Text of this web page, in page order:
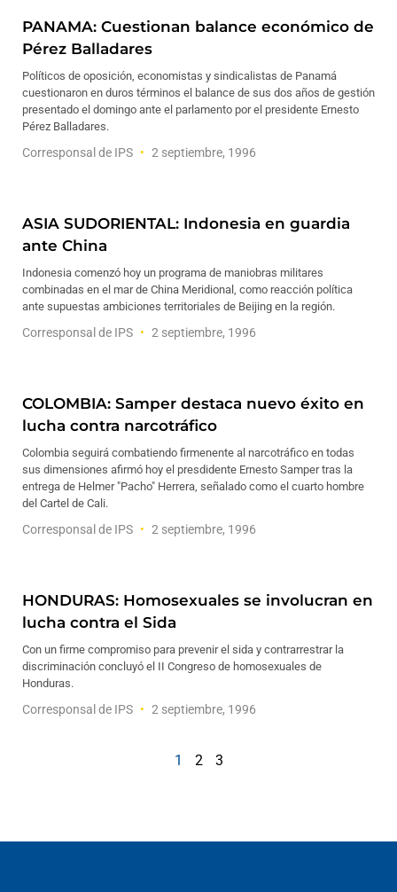
PANAMA: Cuestionan balance económico de
Pérez Balladares
Políticos de oposición, economistas y sindicalistas de Panamá
cuestionaron en duros términos el balance de sus dos años de gestión
presentado el domingo ante el parlamento por el presidente Ernesto
Pérez Balladares.
Corresponsal de IPS 2 septiembre, 1996
ASIA SUDORIENTAL: Indonesia en guardia
ante China
Indonesia comenzó hoy un programa de maniobras militares
combinadas en el mar de China Meridional, como reacción política
ante supuestas ambiciones territoriales de Beijing en la región.
Corresponsal de IPS 2 septiembre, 1996
COLOMBIA: Samper destaca nuevo éxito en
lucha contra narcotráfico
Colombia seguirá combatiendo firmenente al narcotráfico en todas
sus dimensiones afirmó hoy el presdidente Ernesto Samper tras la
entrega de Helmer "Pacho" Herrera, señalado como el cuarto hombre
del Cartel de Cali.
Corresponsal de IPS 2 septiembre, 1996
HONDURAS: Homosexuales se involucran en
lucha contra el Sida
Con un firme compromiso para prevenir el sida y contrarrestrar la
discriminación concluyó el II Congreso de homosexuales de
Honduras.
Corresponsal de IPS 2 septiembre, 1996
1 2 3